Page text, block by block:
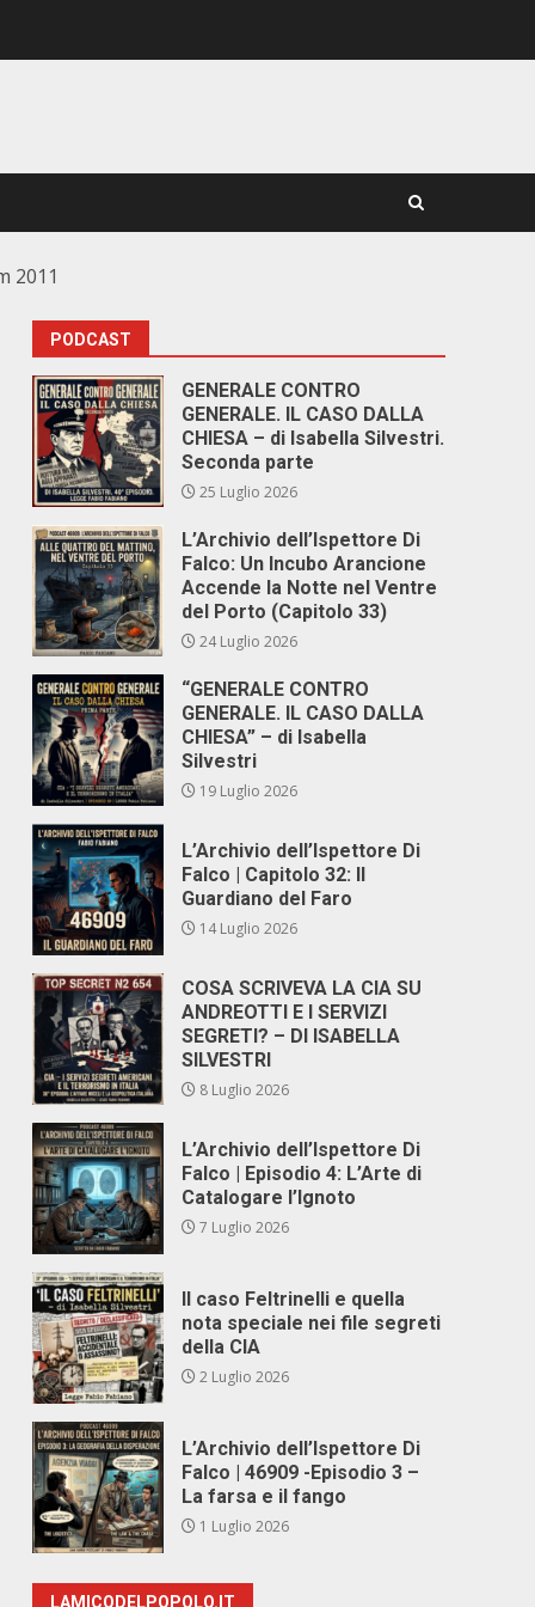
2011
PODCAST
GENERALE CONTRO
GENERALE. IL CASO DALLA
CHIESA – di Isabella Silvestri.
Seconda parte
25 Luglio 2026
L’Archivio dell’Ispettore Di
Falco: Un Incubo Arancione
Accende la Notte nel Ventre
del Porto (Capitolo 33)
24 Luglio 2026
“GENERALE CONTRO
GENERALE. IL CASO DALLA
CHIESA” – di Isabella
Silvestri
19 Luglio 2026
L’Archivio dell’Ispettore Di
Falco | Capitolo 32: Il
Guardiano del Faro
14 Luglio 2026
COSA SCRIVEVA LA CIA SU
ANDREOTTI E I SERVIZI
SEGRETI? – DI ISABELLA
SILVESTRI
8 Luglio 2026
L’Archivio dell’Ispettore Di
Falco | Episodio 4: L’Arte di
Catalogare l’Ignoto
7 Luglio 2026
Il caso Feltrinelli e quella
nota speciale nei file segreti
della CIA
2 Luglio 2026
L’Archivio dell’Ispettore Di
Falco | 46909 -Episodio 3 –
La farsa e il fango
1 Luglio 2026
LAMICODELPOPOLO.IT